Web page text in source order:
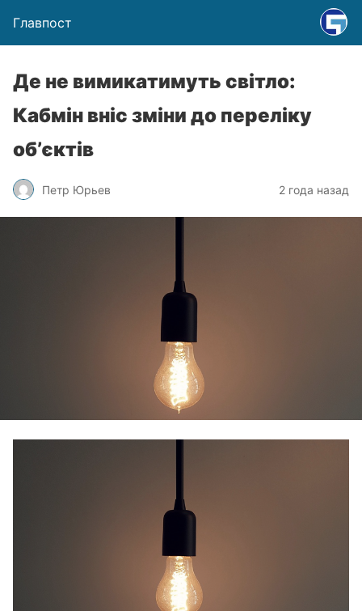
Главпост
Де не вимикатимуть світло:
Кабмін вніс зміни до переліку
об’єктів
Петр Юрьев 2 года назад